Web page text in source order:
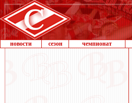
новости сезон чемпионат